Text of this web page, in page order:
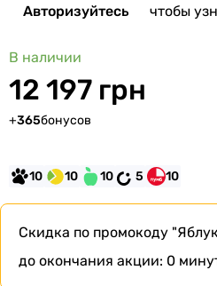
Авторизуйтесь чтобы
В наличии
12 197 грн
+365бонусов
10 10 10 5 10
Скидка по промокоду
до окончания акции: 0